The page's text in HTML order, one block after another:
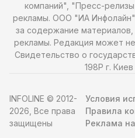
компаний", "Пресс-
рекламы. ООО "ИА Инфолайн"
за содержание материалов,
рекламы. Редакция может
Свидетельство о
198Р г.
INFOLINE © 2012-
2026, Все права
защищены
Условия
Правила
Реклама